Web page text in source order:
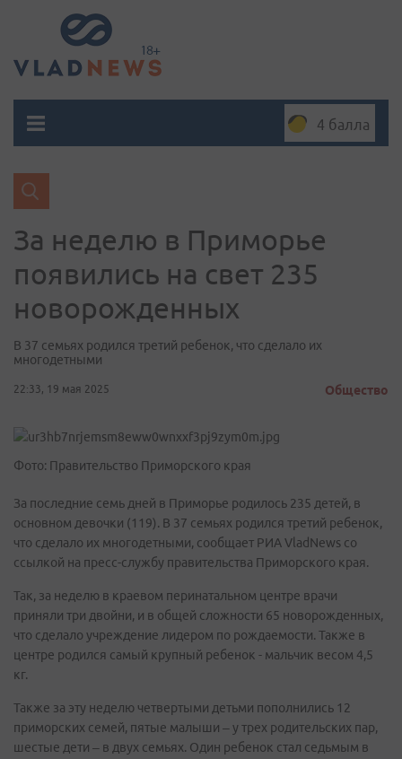
4 балла
За неделю в Приморье
появились на свет 235
новорожденных
В 37 семьях родился третий ребенок, что сделало их
многодетными
22:33, 19 мая 2025 Общество
Фото: Правительство Приморского края
За последние семь дней в Приморье родилось 235 детей, в
основном девочки (119). В 37 семьях родился третий ребенок,
что сделало их многодетными, сообщает РИА VladNews со
ссылкой на пресс-службу правительства Приморского края.
Так, за неделю в краевом перинатальном центре врачи
приняли три двойни, и в общей сложности 65 новорожденных,
что сделало учреждение лидером по рождаемости. Также в
центре родился самый крупный ребенок - мальчик весом 4,5
кг.
Также за эту неделю четвертыми детьми пополнились 12
приморских семей, пятые малыши – у трех родительских пар,
шестые дети – в двух семьях. Один ребенок стал седьмым в